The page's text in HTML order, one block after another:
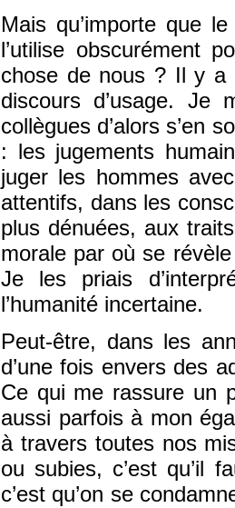
Mais qu’importe que
l’utilise obscurément
chose de nous ? Il y a
discours d’usage. Je
collègues d’alors s’en
: les jugements
juger les hommes
attentifs, dans les
plus dénuées, aux
morale par où se
Je les priais
l’humanité incertaine.
Peut-être, dans les
d’une fois envers des
Ce qui me rassure un
aussi parfois à mon
à travers toutes nos
ou subies, c’est qu’il
c’est qu’on se